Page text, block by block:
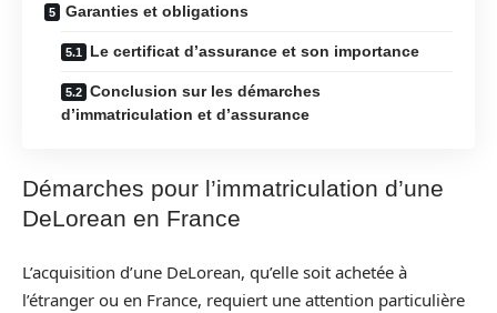
Garanties et obligations
Le certificat d’assurance et son importance
Conclusion sur les démarches
d’immatriculation et d’assurance
Démarches pour l’immatriculation d’une
DeLorean en France
L’acquisition d’une DeLorean, qu’elle soit achetée à
l’étranger ou en France, requiert une attention particulière